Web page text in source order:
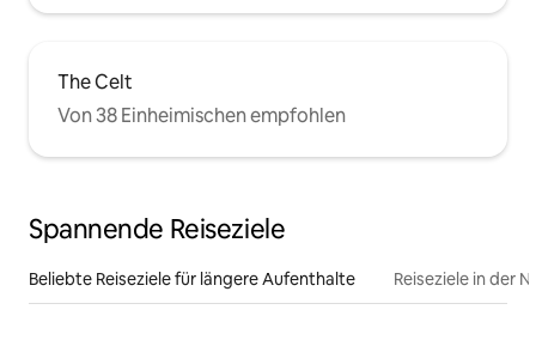
The Celt
Von 38 Einheimischen empfohlen
Spannende Reiseziele
Beliebte Reiseziele für längere Aufenthalte Reiseziele in der